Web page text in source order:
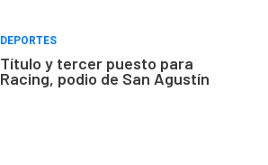
DEPORTES
Título y tercer puesto para
Racing, podio de San Agustín